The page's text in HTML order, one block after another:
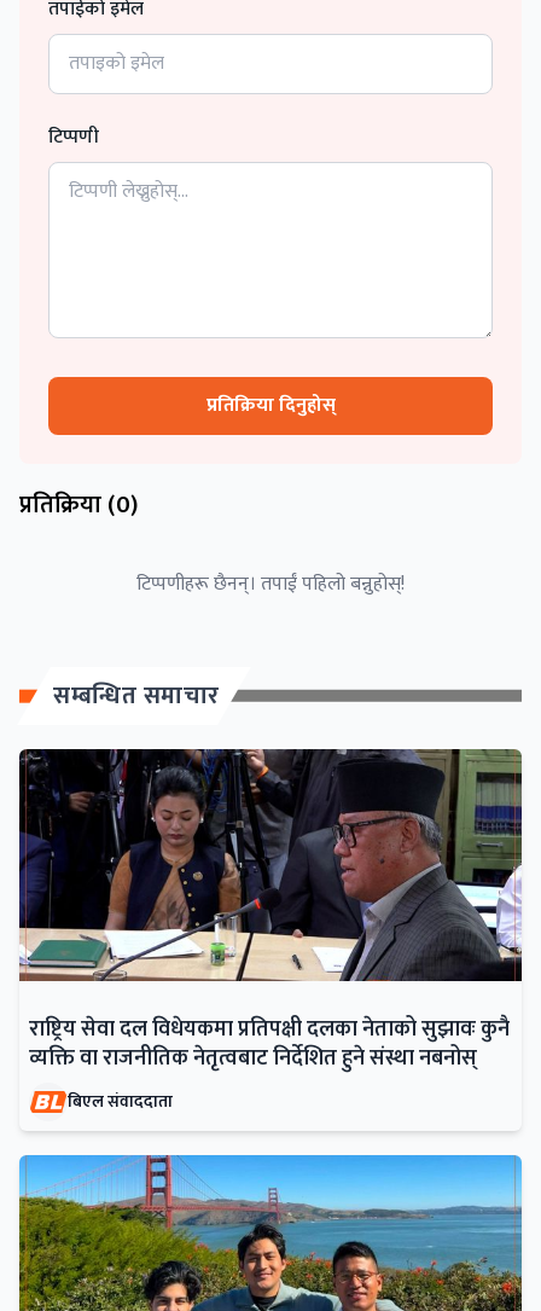
तपाईको इमेल
टिप्पणी
प्रतिक्रिया दिनुहोस्
प्रतिक्रिया (0)
टिप्पणीहरू छैनन्। तपाईं पहिलो बन्नुहोस्!
सम्बन्धित समाचार
राष्ट्रिय सेवा दल विधेयकमा प्रतिपक्षी दलका नेताको सुझावः कुनै
व्यक्ति वा राजनीतिक नेतृत्वबाट निर्देशित हुने संस्था नबनोस्
बिएल संवाददाता